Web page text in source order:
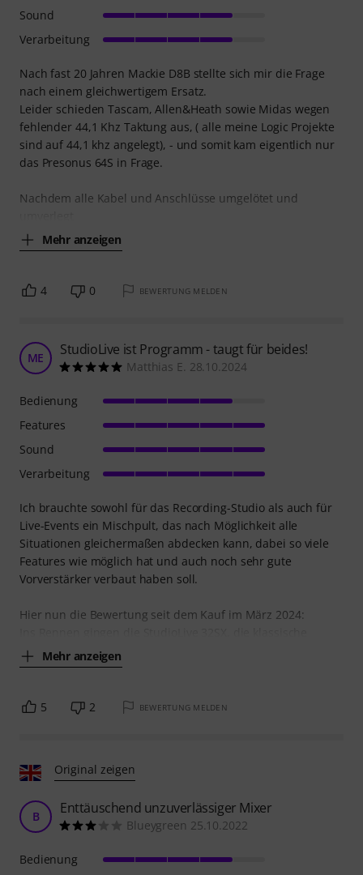
Nach fast 20 Jahren Mackie D8B stellte sich mir die Frage
nach einem gleichwertigem Ersatz.
Leider schieden Tascam, Allen&Heath sowie Midas wegen
fehlender 44,1 Khz Taktung aus, ( alle meine Logic Projekte
sind auf 44,1 khz angelegt), - und somit kam eigentlich nur
das Presonus 64S in Frage.
Nachdem alle Kabel und Anschlüsse umgelötet und
Mehr anzeigen
Sound
Verarbeitung
4 0 BEWERTUNG MELDEN
ME StudioLive ist Programm - taugt für beides!
Matthias E. 28.10.2024
Ich brauchte sowohl für das Recording-Studio als auch für
Live-Events ein Mischpult, das nach Möglichkeit alle
Situationen gleichermaßen abdecken kann, dabei so viele
Features wie möglich hat und auch noch sehr gute
Vorverstärker verbaut haben soll.
Hier nun die Bewertung seit dem Kauf im März 2024:
Mehr anzeigen
Bedienung
Features
Sound
Verarbeitung
5 2 BEWERTUNG MELDEN
Original zeigen
B Enttäuschend unzuverlässiger Mixer
Blueygreen 25.10.2022
Bedienung